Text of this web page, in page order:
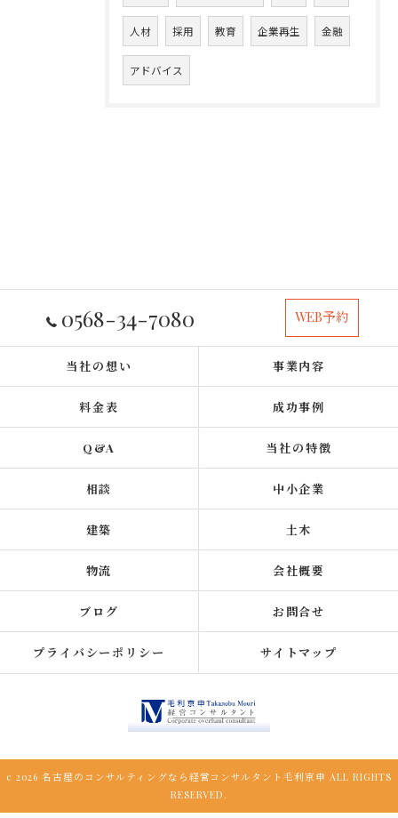
人材 採用 教育 企業再生 金融
アドバイス
0568-34-7080 WEB予約
当社の想い 事業内容
料金表 成功事例
Q&A 当社の特徴
相談 中小企業
建築 土木
物流 会社概要
ブログ お問合せ
プライバシーポリシー サイトマップ
c 2026 名古屋のコンサルティングなら経営コンサルタント毛利京申 ALL RIGHTS
RESERVED.